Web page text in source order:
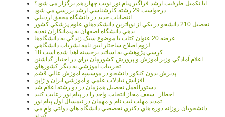
آیا تکمیل ظرفیت ارشد فراگیر پیام نور نوبت چهاردهم برگزار می شود؟
درخواست 29 رشته کارشناسي ارشد بررسي مي شود
انتصابات جديد در دانشگاه محقق اردبيلي
تحصيل 210 دانشجو در يکي از نوپاترين دانشکده‌هاي علوم پزشکي کشور
بدهي دانشگاه اصفهان به پيمانکاران تغذيه
عرضه 20 عنوان کتاب با موضوع سبک زندگي به دانشگاه‌ها
لزوم اصلاح ساختار آيين نامه نشريات دانشگاهي
18 کرسي پژوهشي به اساتيد برجسته اهدا شده است
اعلام آمادگي وزير آموزش و پرورش کشورمان براي در اختيار گذاشتن
تجربيات آموزشي به ديگر کشورهاي
پذيرش بدون کنکور دانشجو در موسسه آموزش عالي قشم
افزايش تبادلات علمي و آموزشي ايران و ژاپن
دستورالعمل تحصیل همزمان در دو رشته اعلام شد
اخطار : سقف مجاز انتخاب واحد را در پیام نور رعایت کنید
تمدید مهلت ثبت نام و مهمان در نیمسال اول پیام نور
دانشجويان روزانه دوره هاي دكتري تخصصي دانشگاه هاي دولتي وام مي
گيرند